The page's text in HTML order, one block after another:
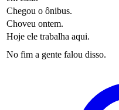
Chegou o ônibus.
Choveu ontem.
Hoje ele trabalha aqui.
No fim a gente falou disso.